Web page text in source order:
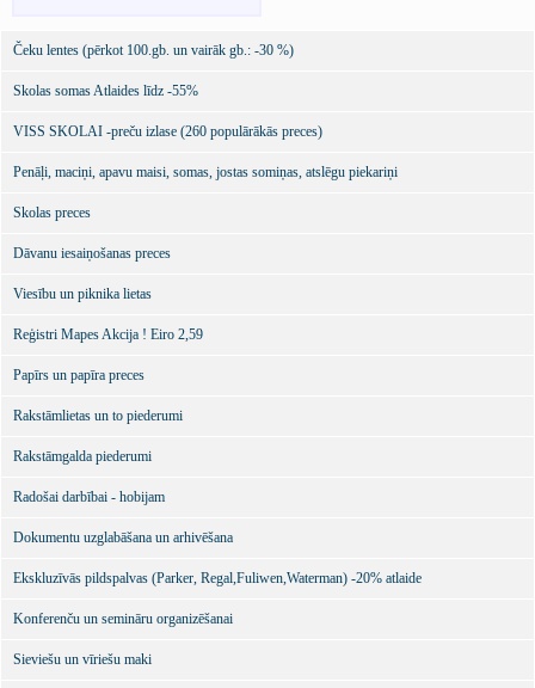
Čeku lentes (pērkot 100.gb. un vairāk gb.: -30 %)
Skolas somas Atlaides līdz -55%
VISS SKOLAI -preču izlase (260 populārākās preces)
Penāļi, maciņi, apavu maisi, somas, jostas somiņas, atslēgu piekariņi
Skolas preces
Dāvanu iesaiņošanas preces
Viesību un piknika lietas
Reģistri Mapes Akcija ! Eiro 2,59
Papīrs un papīra preces
Rakstāmlietas un to piederumi
Rakstāmgalda piederumi
Radošai darbībai - hobijam
Dokumentu uzglabāšana un arhivēšana
Ekskluzīvās pildspalvas (Parker, Regal,Fuliwen,Waterman) -20% atlaide
Konferenču un semināru organizēšanai
Sieviešu un vīriešu maki